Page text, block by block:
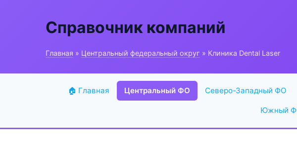
Справочник компаний
Главная » Центральный федеральный округ » Клиника Dental Laser
🏠 Главная Центральный ФО Северо-Западный ФО
Южный